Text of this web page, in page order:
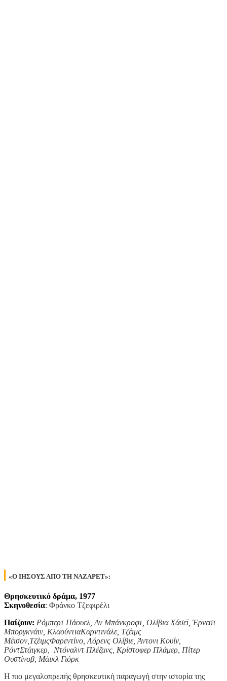
«Ο ΙΗΣΟΥΣ ΑΠΟ ΤΗ ΝΑΖΑΡΕΤ»:
Θρησκευτικό δράμα, 1977
Σκηνοθεσία: Φράνκο Τζεφιρέλι
Παίζουν: Ρόμπερτ Πάουελ, Αν Μπάνκροφτ, Ολίβια Χάσεϊ, Έρνεστ
Μποργκνάιν, ΚλαούντιαΚαρντινάλε, Τζέιμς
Μέισον,ΤζέιμςΦαρεντίνο, Λόρενς Ολίβιε, Άντονι Κουίν,
ΡόντΣτάιγκερ, Ντόναλντ Πλέζανς, Κρίστοφερ Πλάμερ, Πίτερ
Ουστίνοβ, Μάικλ Γιόρκ
Η πιο μεγαλοπρεπής θρησκευτική παραγωγή στην ιστορία της